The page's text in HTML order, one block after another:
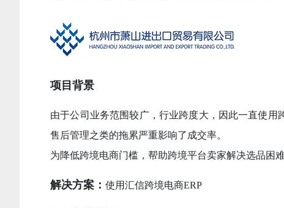
项目背景
由于公司业务范围较广，行业跨度大，因此一直使用
售后管理之类的拖累严重影响了成交率。
为降低跨境电商门槛，帮助跨境平台卖家解决选品困
解决方案： 使用汇信跨境电商ERP